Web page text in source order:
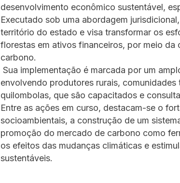
desenvolvimento econômico sustentável,
Executado sob uma abordagem
território do estado e visa transformar os
florestas em ativos financeiros, por meio
carbono.
Sua implementação é marcada por um
envolvendo produtores rurais,
quilombolas, que são capacitados e
Entre as ações em curso, destacam-se o
socioambientais, a construção de um
promoção do mercado de carbono como
os efeitos das mudanças climáticas e
sustentáveis.